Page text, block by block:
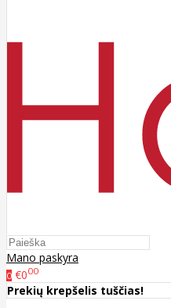
Mano paskyra
0 €000
Prekių krepšelis tuščias!